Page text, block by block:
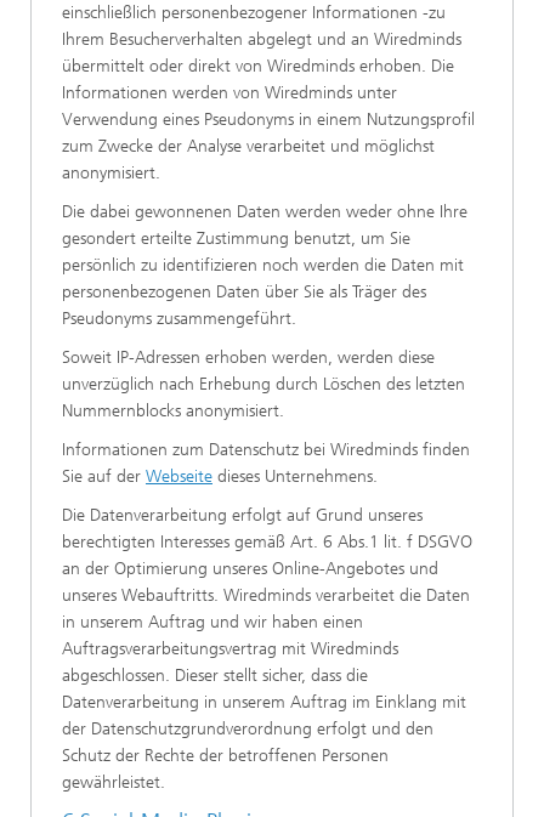
einschließlich personenbezogener Informationen -zu
Ihrem Besucherverhalten abgelegt und an Wiredminds
übermittelt oder direkt von Wiredminds erhoben. Die
Informationen werden von Wiredminds unter
Verwendung eines Pseudonyms in einem Nutzungsprofil
zum Zwecke der Analyse verarbeitet und möglichst
anonymisiert.
Die dabei gewonnenen Daten werden weder ohne Ihre
gesondert erteilte Zustimmung benutzt, um Sie
persönlich zu identifizieren noch werden die Daten mit
personenbezogenen Daten über Sie als Träger des
Pseudonyms zusammengeführt.
Soweit IP-Adressen erhoben werden, werden diese
unverzüglich nach Erhebung durch Löschen des letzten
Nummernblocks anonymisiert.
Informationen zum Datenschutz bei Wiredminds finden
Sie auf der Webseite dieses Unternehmens.
Die Datenverarbeitung erfolgt auf Grund unseres
berechtigten Interesses gemäß Art. 6 Abs.1 lit. f DSGVO
an der Optimierung unseres Online-Angebotes und
unseres Webauftritts. Wiredminds verarbeitet die Daten
in unserem Auftrag und wir haben einen
Auftragsverarbeitungsvertrag mit Wiredminds
abgeschlossen. Dieser stellt sicher, dass die
Datenverarbeitung in unserem Auftrag im Einklang mit
der Datenschutzgrundverordnung erfolgt und den
Schutz der Rechte der betroffenen Personen
gewährleistet.